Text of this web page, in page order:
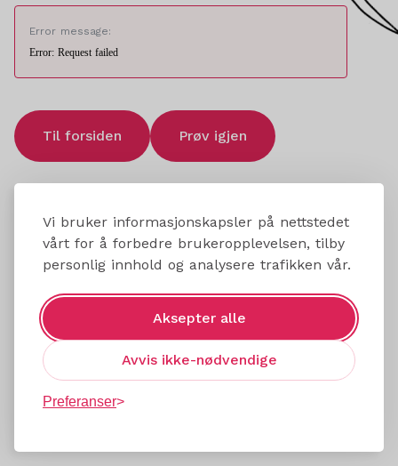
Vi bruker informasjonskapsler på nettstedet
vårt for å forbedre brukeropplevelsen, tilby
personlig innhold og analysere trafikken vår.
Aksepter alle
Avvis ikke-nødvendige
Preferanser
Error message:
Error: Request failed
Til forsiden Prøv igjen